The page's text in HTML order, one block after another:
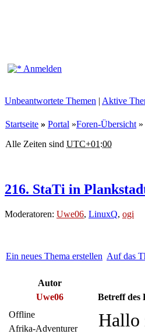
Anmelden
Unbeantwortete Themen | Aktive
Startseite » Portal »Foren-Übersicht »
Alle Zeiten sind UTC+01:00
216. StaTi in
Moderatoren: Uwe06, LinuxQ, ogi
Ein neues Thema erstellen Auf das
Autor
Uwe06
Betreff des
Offline
Afrika-Adventurer
Hallo